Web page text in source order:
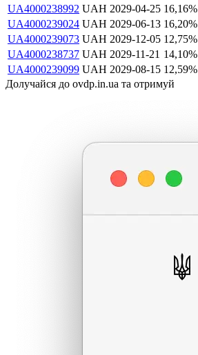
UA4000238992 UAH 2029-04-25 16,16%
UA4000239024 UAH 2029-06-13 16,20%
UA4000239073 UAH 2029-12-05 12,75%
UA4000238737 UAH 2029-11-21 14,10%
UA4000239099 UAH 2029-08-15 12,59%
Долучайся до ovdp.in.ua та отримуй